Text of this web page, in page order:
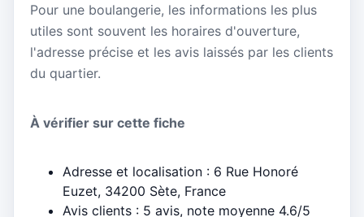
Pour une boulangerie, les informations les plus
utiles sont souvent les horaires d'ouverture,
l'adresse précise et les avis laissés par les clients
du quartier.
À vérifier sur cette fiche
Adresse et localisation : 6 Rue Honoré
Euzet, 34200 Sète, France
Avis clients : 5 avis, note moyenne 4.6/5